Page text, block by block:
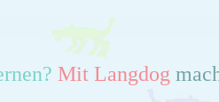
Mit Langdog